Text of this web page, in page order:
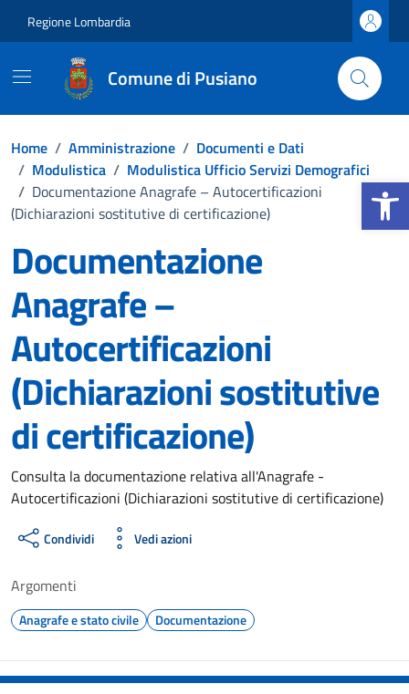
Regione Lombardia
Comune di Pusiano
Home / Amministrazione / Documenti e Dati
/ Modulistica / Modulistica Ufficio Servizi Demografici
/ Documentazione Anagrafe – Autocertificazioni
(Dichiarazioni sostitutive di certificazione)
Documentazione
Anagrafe –
Autocertificazioni
(Dichiarazioni sostitutive
di certificazione)
Dettagli del documento
Consulta la documentazione relativa all'Anagrafe -
Autocertificazioni (Dichiarazioni sostitutive di certificazione)
Condividi Vedi azioni
Argomenti
Anagrafe e stato civile Documentazione
Apri la